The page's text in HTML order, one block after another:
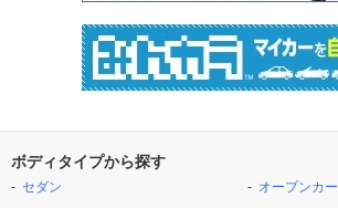
ボディタイプから探す
セダン
オープンカー